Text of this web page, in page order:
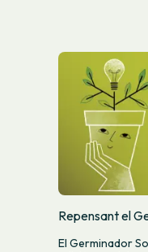
Repensant el
El Germinador